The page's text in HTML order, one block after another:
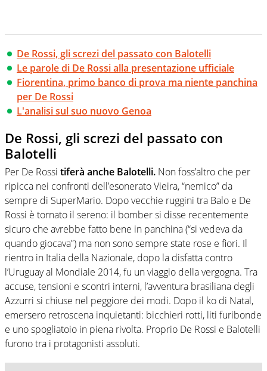
De Rossi, gli screzi del passato con Balotelli
Le parole di De Rossi alla presentazione ufficiale
Fiorentina, primo banco di prova ma niente panchina
per De Rossi
L'analisi sul suo nuovo Genoa
De Rossi, gli screzi del passato con
Balotelli
Per De Rossi tiferà anche Balotelli. Non foss’altro che per
ripicca nei confronti dell’esonerato Vieira, “nemico” da
sempre di SuperMario. Dopo vecchie ruggini tra Balo e De
Rossi è tornato il sereno: il bomber si disse recentemente
sicuro che avrebbe fatto bene in panchina (“si vedeva da
quando giocava”) ma non sono sempre state rose e fiori. Il
rientro in Italia della Nazionale, dopo la disfatta contro
l’Uruguay al Mondiale 2014, fu un viaggio della vergogna. Tra
accuse, tensioni e scontri interni, l’avventura brasiliana degli
Azzurri si chiuse nel peggiore dei modi. Dopo il ko di Natal,
emersero retroscena inquietanti: bicchieri rotti, liti furibonde
e uno spogliatoio in piena rivolta. Proprio De Rossi e Balotelli
furono tra i protagonisti assoluti.